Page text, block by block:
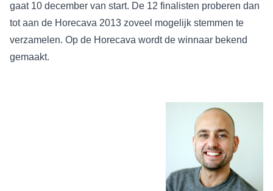
gaat 10 december van start. De 12 finalisten proberen dan
tot aan de Horecava 2013 zoveel mogelijk stemmen te
verzamelen. Op de Horecava wordt de winnaar bekend
gemaakt.